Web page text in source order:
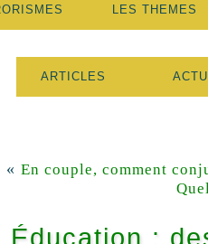
LES THEMES
ARTICLES
« En couple, comment
Éducation :